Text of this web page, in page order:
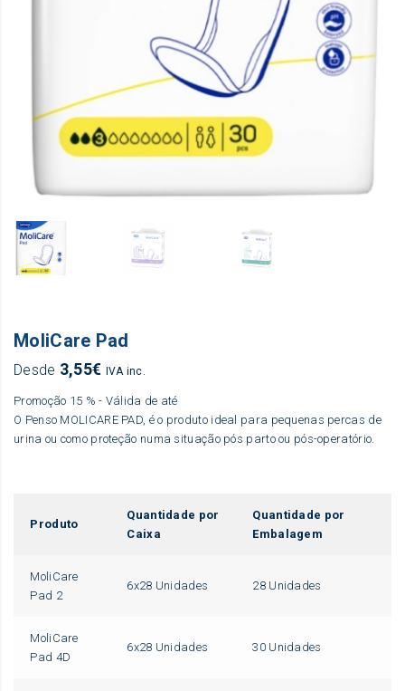
MoliCare Pad
Desde 3,55€ IVA inc.
Promoção 15 % - Válida de até
O Penso MOLICARE PAD, é o produto ideal para pequenas percas de
urina ou como proteção numa situação pós parto ou pós-operatório.
Produto
Quantidade por
Caixa
Quantidade por
Embalagem
MoliCare
Pad 2
6x28 Unidades 28 Unidades
MoliCare
Pad 4D
6x28 Unidades 30 Unidades